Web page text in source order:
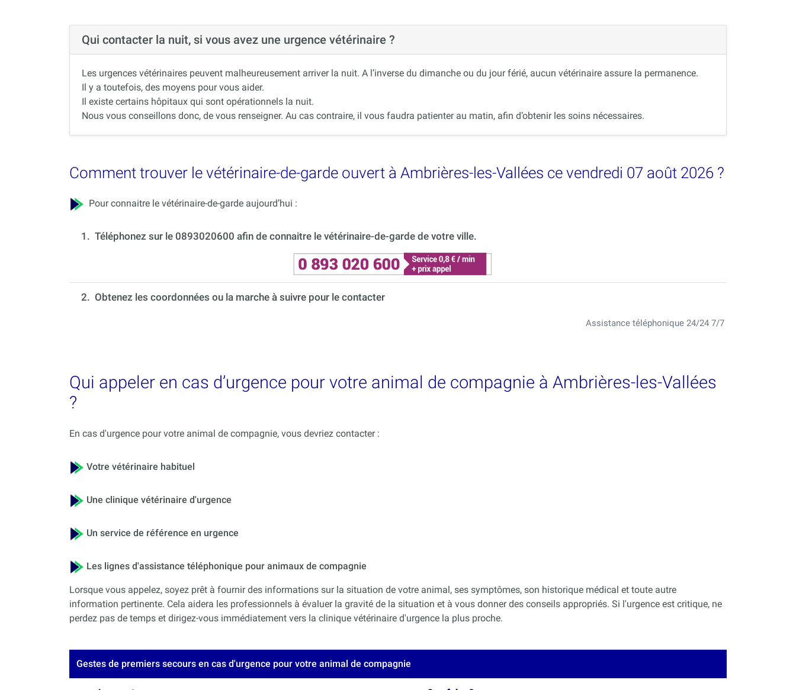
Qui contacter la nuit, si vous avez une urgence vétérinaire ?
Les urgences vétérinaires peuvent malheureusement arriver la nuit. A l’inverse du dimanche ou du jour férié, aucun vétérinaire assure la permanence.
Il y a toutefois, des moyens pour vous aider.
Il existe certains hôpitaux qui sont opérationnels la nuit.
Nous vous conseillons donc, de vous renseigner. Au cas contraire, il vous faudra patienter au matin, afin d’obtenir les soins nécessaires.
Comment trouver le vétérinaire-de-garde ouvert à Ambrières-les-Vallées ce vendredi 07 août 2026 ?
Pour connaitre le vétérinaire-de-garde aujourd’hui :
1. Téléphonez sur le 0893020600 afin de connaitre le vétérinaire-de-garde de votre ville.
2. Obtenez les coordonnées ou la marche à suivre pour le contacter
Assistance téléphonique 24/24 7/7
Qui appeler en cas d’urgence pour votre animal de compagnie à Ambrières-les-Vallées
?
En cas d'urgence pour votre animal de compagnie, vous devriez contacter :
Votre vétérinaire habituel
Une clinique vétérinaire d'urgence
Un service de référence en urgence
Les lignes d'assistance téléphonique pour animaux de compagnie
Lorsque vous appelez, soyez prêt à fournir des informations sur la situation de votre animal, ses symptômes, son historique médical et toute autre
information pertinente. Cela aidera les professionnels à évaluer la gravité de la situation et à vous donner des conseils appropriés. Si l'urgence est critique, ne
perdez pas de temps et dirigez-vous immédiatement vers la clinique vétérinaire d'urgence la plus proche.
Gestes de premiers secours en cas d'urgence pour votre animal de compagnie